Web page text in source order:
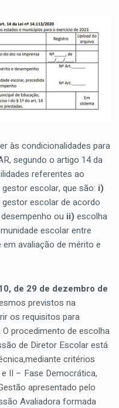
às condicionalidades para
segundo o artigo 14 da
referentes ao
escolar, que são: i)
escolar de acordo
ou ii) escolha
escolar entre
avaliação de mérito e
de 29 de dezembro de
previstos na
os requisitos para
procedimento de escolha
de Diretor Escolar está
critérios
II – Fase Democrática,
apresentado pelo
Avaliadora formada